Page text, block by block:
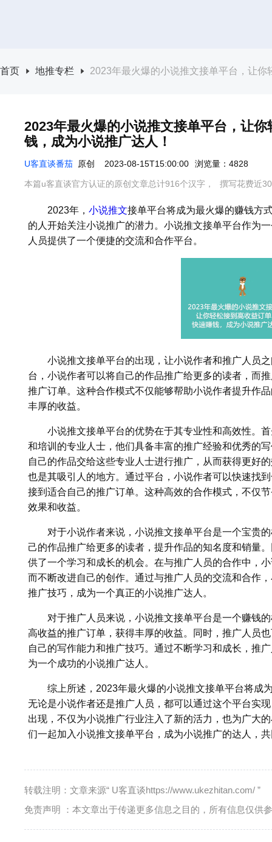
首页 地推专栏 2023年最火爆的小说推文接单平台，让
2023年最火爆的小说推文接单平台，让
钱，成为小说推广达人！
U客直谈番茄 原创 2023-08-15T15:00:00 浏览量：4828
本篇u客直谈官方认证的原创文章总计916个汉字， 撰写花费近
2023年， 小说推文接单平台将成为最火爆的赚钱方
的人开始关注小说推广的潜力。小说推文接单平台作为
人员提供了一个便捷的交流和合作平台。
小说推文接单平台的出现，让小说作者和推广人员之
台，小说作者可以将自己的作品推广给更多的读者，而
推广订单。这种合作模式不仅能够帮助小说作者提升作
丰厚的收益。
小说推文接单平台的优势在于其专业性和高效性。首
和培训的专业人士，他们具备丰富的推广经验和优秀的
自己的作品交给这些专业人士进行推广，从而获得更好
也是其吸引人的地方。通过平台，小说作者可以快速找
接到适合自己的推广订单。这种高效的合作模式，不仅
效果和收益。
对于小说作者来说，小说推文接单平台是一个宝贵的
己的作品推广给更多的读者，提升作品的知名度和销量
供了一个学习和成长的机会。在与推广人员的合作中，
而不断改进自己的创作。通过与推广人员的交流和合作
推广技巧，成为一个真正的小说推广达人。
对于推广人员来说，小说推文接单平台是一个赚钱的
高收益的推广订单，获得丰厚的收益。同时，推广人员
自己的写作能力和推广技巧。通过不断学习和成长，推
为一个成功的小说推广达人。
综上所述，2023年最火爆的小说推文接单平台将成
无论是小说作者还是推广人员，都可以通过这个平台实
出现，不仅为小说推广行业注入了新的活力，也为广大
们一起加入小说推文接单平台，成为小说推广的达人，
转载注明：文章来源“ U客直谈https://www.ukezhitan.com/ ”
免责声明 ：本文章出于传递更多信息之目的，所有信息仅供